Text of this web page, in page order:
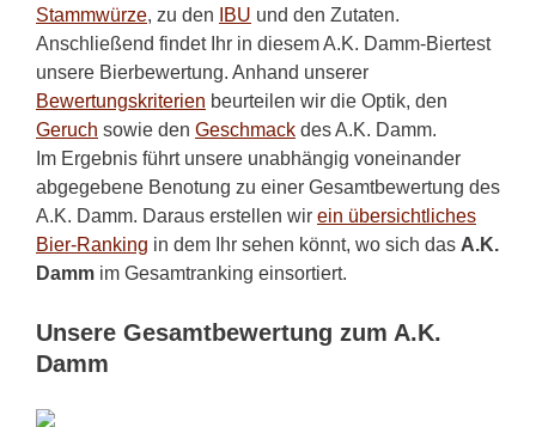
Stammwürze, zu den IBU und den Zutaten.
Anschließend findet Ihr in diesem A.K. Damm-Biertest
unsere Bierbewertung. Anhand unserer
Bewertungskriterien beurteilen wir die Optik, den
Geruch sowie den Geschmack des A.K. Damm.
Im Ergebnis führt unsere unabhängig voneinander
abgegebene Benotung zu einer Gesamtbewertung des
A.K. Damm. Daraus erstellen wir ein übersichtliches
Bier-Ranking in dem Ihr sehen könnt, wo sich das A.K.
Damm im Gesamtranking einsortiert.
Unsere Gesamtbewertung zum A.K.
Damm